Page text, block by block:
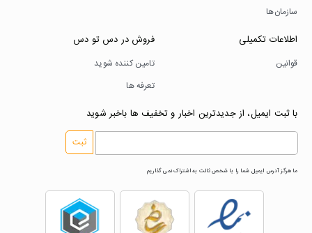
سازمان‌ها
اطلاعات تکمیلی
قوانین
فروش در دس تو دس
تامین کننده شوید
تعرفه ها
با ثبت ایمیل، از جدیدترین اخبار و تخفیف ها باخبر شوید
ثبت
ما هرگز آدرس ایمیل شما را با شخص ثالث به اشتراک نمی گذاریم